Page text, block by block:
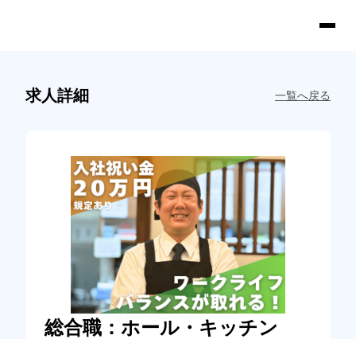
求人詳細 一覧へ戻る
総合職：ホール・キッチン